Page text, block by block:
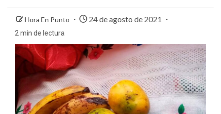
Hora En Punto 24 de agosto de 2021
2 min de lectura